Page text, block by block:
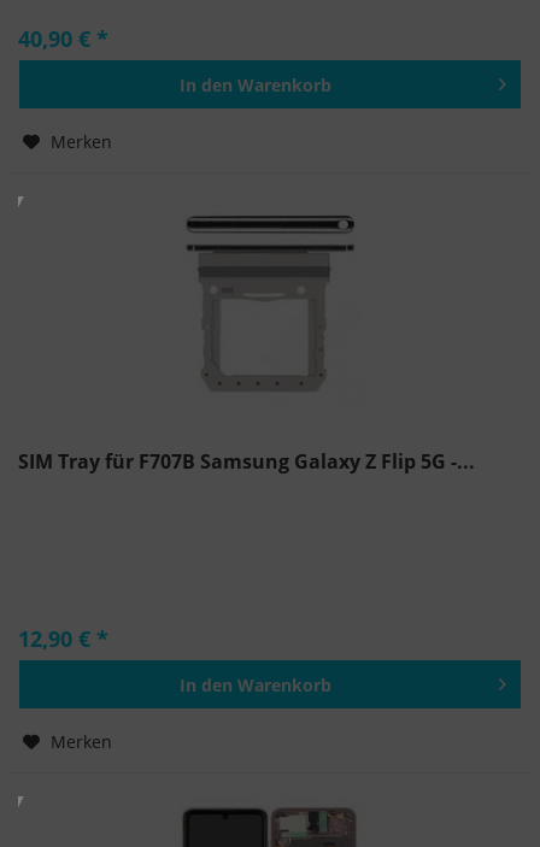
40,90 € *
In den Warenkorb
Merken
SIM Tray für F707B Samsung Galaxy Z Flip 5G -...
12,90 € *
In den Warenkorb
Merken